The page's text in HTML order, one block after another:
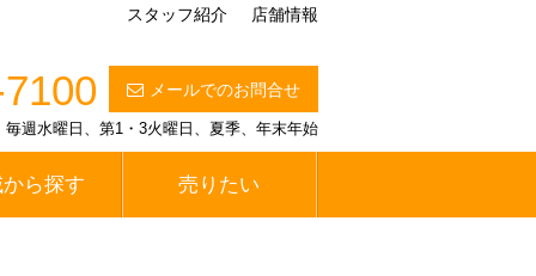
スタッフ紹介 店舗情報
メールでのお問合せ
毎週水曜日、第1・3火曜日、夏季、年末年始
ら探す 売りたい